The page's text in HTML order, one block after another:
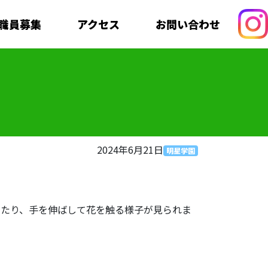
員募集 アクセス お問い合わせ
2024年6月21日 明星学園
り、手を伸ばして花を触る様子が見られま